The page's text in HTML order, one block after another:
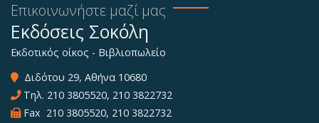
Επικοινωνήστε μαζί μας
Εκδόσεις Σοκόλη
Εκδοτικός οίκος - Βιβλιοπωλείο
Διδότου 29, Αθήνα 10680
Τηλ. 210 3805520, 210 3822732
Fax 210 3805520, 210 3822732